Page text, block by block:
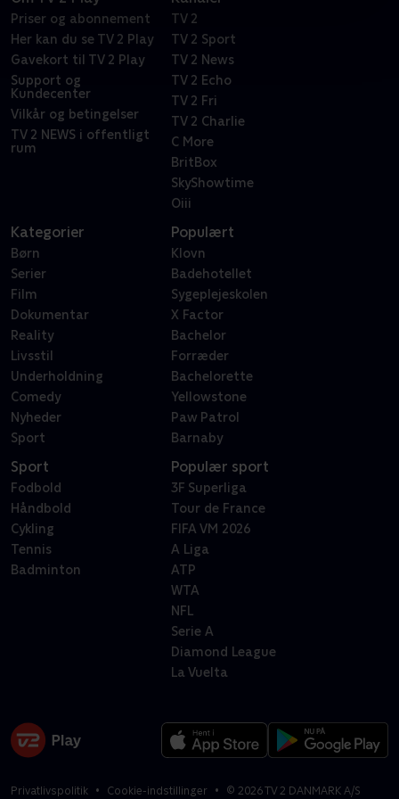
Priser og abonnement
Her kan du se TV 2 Play
Gavekort til TV 2 Play
Support og
Kundecenter
Vilkår og betingelser
TV 2 NEWS i offentligt
rum
TV 2
TV 2 Sport
TV 2 News
TV 2 Echo
TV 2 Fri
TV 2 Charlie
C More
BritBox
SkyShowtime
Oiii
Kategorier
Børn
Serier
Film
Dokumentar
Reality
Livsstil
Underholdning
Comedy
Nyheder
Sport
Populært
Klovn
Badehotellet
Sygeplejeskolen
X Factor
Bachelor
Forræder
Bachelorette
Yellowstone
Paw Patrol
Barnaby
Sport
Fodbold
Håndbold
Cykling
Tennis
Badminton
Populær sport
3F Superliga
Tour de France
FIFA VM 2026
A Liga
ATP
WTA
NFL
Serie A
Diamond League
La Vuelta
Privatlivspolitik Cookie-indstillinger © 2026TV 2 DANMARK A/S